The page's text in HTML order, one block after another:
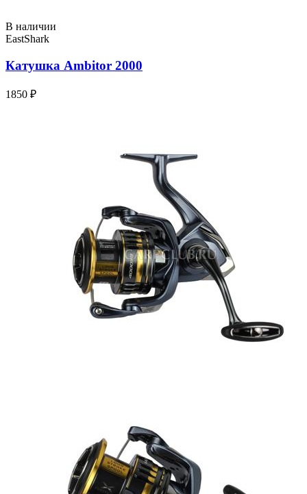
В наличии
EastShark
Катушка Ambitor 2000
1850 ₽